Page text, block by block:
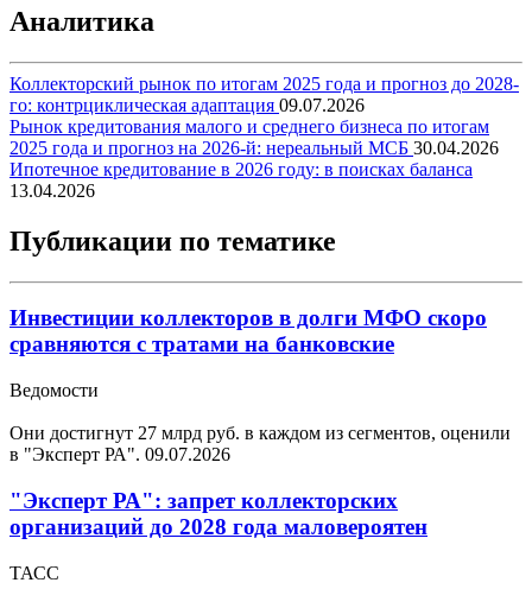
Аналитика
Коллекторский рынок по итогам 2025 года и прогноз до 2028-
го: контрциклическая адаптация 09.07.2026
Рынок кредитования малого и среднего бизнеса по итогам
2025 года и прогноз на 2026-й: нереальный МСБ 30.04.2026
Ипотечное кредитование в 2026 году: в поисках баланса
13.04.2026
Публикации по тематике
Инвестиции коллекторов в долги МФО скоро
сравняются с тратами на банковские
Ведомости
Они достигнут 27 млрд руб. в каждом из сегментов, оценили
в "Эксперт РА". 09.07.2026
"Эксперт РА": запрет коллекторских
организаций до 2028 года маловероятен
ТАСС